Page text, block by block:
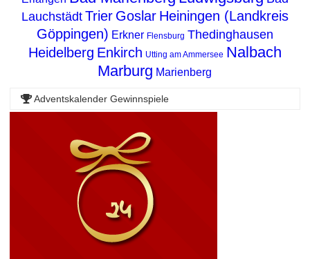
Lauchstädt Trier Goslar Heiningen (Landkreis
Göppingen) Erkner Flensburg Thedinghausen
Heidelberg Enkirch Utting am Ammersee Nalbach
Marburg Marienberg
Adventskalender Gewinnspiele